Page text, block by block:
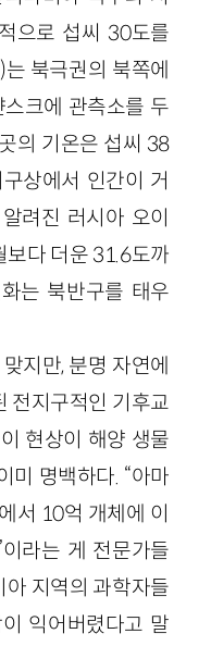
으로 섭씨 30도를
북극권의 북쪽에
크에 관측소를 두
의 기온은 섭씨 38
상에서 인간이 거
려진 러시아 오이
보다 더운 31.6도까
는 북반구를 태우
지만, 분명 자연에
전지구적인 기후교
현상이 해양 생물
미 명백하다. “아마
서 10억 개체에 이
라는 게 전문가들
지역의 과학자들
익어버렸다고 말